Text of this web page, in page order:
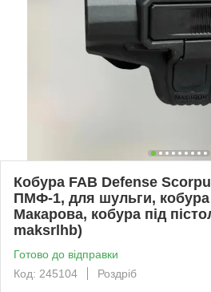
Кобура FAB Defense
ПМФ-1, для шульги, кобура
Макарова, кобура під
maksrlhb)
Готово до відправки
Код: 245104
Роздріб